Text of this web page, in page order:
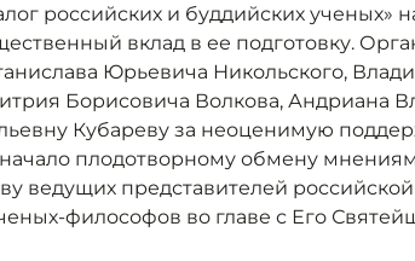
российских и буддийских ученых»
вклад в ее подготовку.
Юрьевича Никольского,
Борисовича Волкова, Андриана
Кубареву за неоценимую
плодотворному обмену
ведущих представителей
философов во главе с Его